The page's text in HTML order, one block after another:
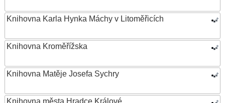
Knihovna Karla Hynka Máchy v Litoměřicích
Knihovna Kroměřížska
Knihovna Matěje Josefa Sychry
Knihovna města Hradce Králové